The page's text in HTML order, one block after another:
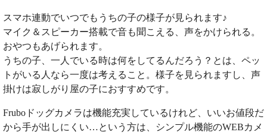
スマホ連動でいつでもうちの子の様子が見られます♪
マイク＆スピーカー搭載で音も聞こえる、声をかけられる。
おやつもあげられます。
うちの子、一人でいる時は何をしてるんだろう？とは、ペッ
トがいる人なら一度は考えること。様子を見られますし、声
掛けは寂しがり屋の子におすすめです。
Fruboドッグカメラは機能充実しているけれど、いいお値段だ
から手が出しにくい…という方は、シンプル機能のWEBカメ